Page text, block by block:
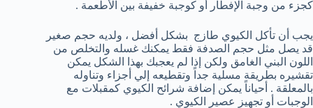
كجزء من وجبة الإفطار أو كوجبة خفيفة بين الأطعمة .
يجب أن تأكل الكيوي طازج بشكل أفضل ، ولديه حجم صغير
قد يصل مثل حجم الصدفة فقط يمكنك غسله والتخلص من
اللون البني الغامق ولكن إذا لم يعجبك بهذا الشكل يمكن
تقشيره بطريقة مسلية جداً وتقطيعه إلي أجزاء وتناوله
بالمعلقة . أحياناً يمكن إضافة شرائح الكيوي كمقبلات مع
الوجبات أو تجهيز عصير الكيوي .